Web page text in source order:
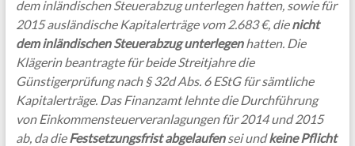
dem inländischen Steuerabzug unterlegen hatten, sowie für
2015 ausländische Kapitalerträge vom 2.683 €, dienicht
dem inländischen Steuerabzug unterlegenhatten. Die
Klägerin beantragte für beide Streitjahre die
Günstigerprüfung nach § 32d Abs. 6 EStG für sämtliche
Kapitalerträge. Das Finanzamt lehnte die Durchführung
von Einkommensteuerveranlagungen für 2014 und 2015
ab, da dieFestsetzungsfrist abgelaufensei undkeine Pflicht